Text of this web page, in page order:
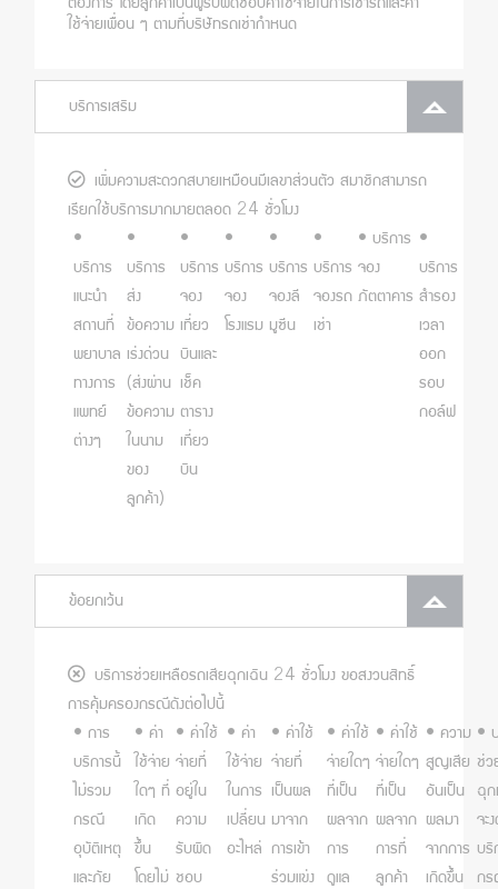
ใช้จ่ายเพื่อน ๆ ตามที่บริษัทรถเช่ากำหนด
บริการเสริม
เพิ่มความสะดวกสบายเหมือนมีเลขาส่วนตัว สมาชิกสามารถ
เรียกใช้บริการมากมายตลอด 24 ชั่วโมง
•
บริการ
แนะนำ
สถานที่
พยาบาล
ทางการ
แพทย์
ต่างๆ
•
บริการ
ส่ง
ข้อความ
เร่งด่วน
(ส่งผ่าน
ข้อความ
ในนาม
ของ
ลูกค้า)
•
บริการ
จอง
เที่ยว
บินและ
เช็ค
ตาราง
เที่ยว
บิน
•
บริการ
จอง
โรงแรม
•
บริการ
จองลี
มูซีน
•
บริการ
จองรถ
เช่า
• บริการ
จอง
ภัตตาคาร
•
บริการ
สำรอง
เวลา
ออก
รอบ
กอล์ฟ
ข้อยกเว้น
บริการช่วยเหลือรถเสียฉุกเฉิน 24 ชั่วโมง ขอสงวนสิทธิ์
การคุ้มครองกรณีดังต่อไปนี้
• การ
บริการนี้
ไม่รวม
กรณี
อุบัติเหตุ
และภัย
• ค่า
ใช้จ่าย
ใดๆ ที่
เกิด
ขึ้น
โดยไม่
• ค่าใช้
จ่ายที่
อยู่ใน
ความ
รับผิด
ชอบ
• ค่า
ใช้จ่าย
ในการ
เปลี่ยน
อะไหล่
• ค่าใช้
จ่ายที่
เป็นผล
มาจาก
การเข้า
ร่วมแข่ง
• ค่าใช้
จ่ายใดๆ
ที่เป็น
ผลจาก
การ
ดูแล
• ค่าใช้
จ่ายใดๆ
ที่เป็น
ผลจาก
การที่
ลูกค้า
• ความ
สูญเสีย
อันเป็น
ผลมา
จากการ
เกิดขึ้น
•
ช่ว
ฉุก
จะ
บริ
ก